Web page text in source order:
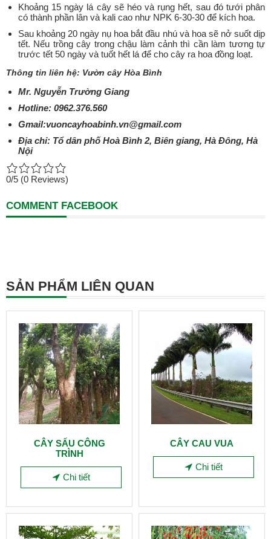
Khoảng 15 ngày lá cây sẽ héo và rụng hết, sau đó tưới phân
có thành phần lân và kali cao như NPK 6-30-30 để kích hoa.
Sau khoảng 20 ngày nụ hoa bắt đầu nhú và hoa sẽ nở suốt dịp
tết. Nếu trồng cây trong chậu làm cảnh thì cần làm tương tự
trước tết 50 ngày và tuốt hết lá để cho cây ra hoa đồng loạt.
Thông tin liên hệ: Vườn cây Hòa Bình
Mr. Nguyễn Trường Giang
Hotline: 0962.376.560
Gmail:vuoncayhoabinh.vn@gmail.com
Địa chỉ: Tổ dân phố Hoà Bình 2, Biên giang, Hà Đông, Hà
Nội
0/5 (0 Reviews)
COMMENT FACEBOOK
SẢN PHẨM LIÊN QUAN
CÂY SẤU CÔNG
TRÌNH
Chi tiết
CÂY CAU VUA
Chi tiết